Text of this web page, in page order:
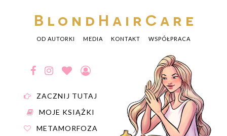
BlondHairCare
OD AUTORKI MEDIA KONTAKT WSPÓŁPRACA
ZACZNIJ TUTAJ
MOJE KSIĄŻKI
METAMORFOZA